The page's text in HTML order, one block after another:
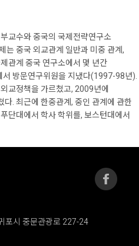
교수와 중국의 국제전략연구소
는 중국 외교관계 일반과 미중 관계,
관계 중국 연구소에서 몇 년간
방문연구위원을 지냈다(1997-98년).
교정책을 가르쳤고, 2009년에
. 최근에 한중관계, 중인 관계에 관한
단대에서 학사 학위를, 보스턴대에서
포시 중문관광로 227-24